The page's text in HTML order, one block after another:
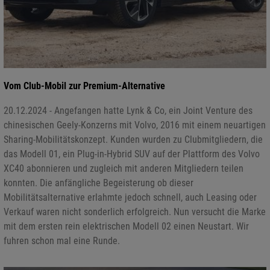
Vom Club-Mobil zur Premium-Alternative
20.12.2024 - Angefangen hatte Lynk & Co, ein Joint Venture des
chinesischen Geely-Konzerns mit Volvo, 2016 mit einem neuartigen
Sharing-Mobilitätskonzept. Kunden wurden zu Clubmitgliedern, die
das Modell 01, ein Plug-in-Hybrid SUV auf der Plattform des Volvo
XC40 abonnieren und zugleich mit anderen Mitgliedern teilen
konnten. Die anfängliche Begeisterung ob dieser
Mobilitätsalternative erlahmte jedoch schnell, auch Leasing oder
Verkauf waren nicht sonderlich erfolgreich. Nun versucht die Marke
mit dem ersten rein elektrischen Modell 02 einen Neustart. Wir
fuhren schon mal eine Runde.